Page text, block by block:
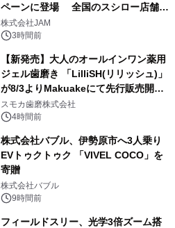
ペーンに登場 全国のスシロー店舗で
GR 4車種の FUNBOO(ミニカー)付き
メニューが展開されます
株式会社JAM
3時間前
【新発売】大人のオールインワン薬用
ジェル歯磨き 「LilliSH(リリッシュ)」
が8/3よりMakuakeにて先行販売開
始！
スモカ歯磨株式会社
4時間前
株式会社バブル、伊勢原市へ3人乗り
EVトゥクトゥク 「VIVEL COCO」を
寄贈
株式会社バブル
9時間前
フィールドスリー、光学3倍ズーム搭